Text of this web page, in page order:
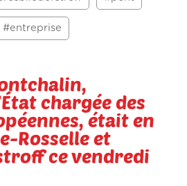
#entreprise
chargée des
était en
Rosselle et
ce vendredi